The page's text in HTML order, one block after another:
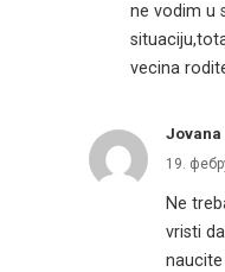
ne vodim u
vecina
Jovana
19.
Ne
vristi